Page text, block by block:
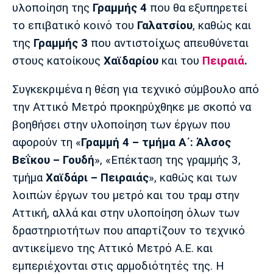
Media
Παρασκήνιο
Μπαρτσελόνα
Ρεάλ
Μαδρίτης
Ατλέτικο
Μαδρίτης
Μάντσεστερ
Γιουνάιτεντ
Λίβερπουλ
Μάντσεστερ
Σίτι
Γιουβέντους
Μίλαν Μπάγερν
υλοποίηση της Γραμμής 4 που θα εξυπηρετεί
το επιβατικό κοινό του Γαλατσίου, καθώς και
της Γραμμής 3 που αντιστοίχως απευθύνεται
στους κατοίκους Χαϊδαρίου και του Πειραιά.
Συγκεκριμένα η θέση για τεχνικό σύμβουλο από
την Αττικό Μετρό προκηρύχθηκε με σκοπό να
βοηθήσει στην υλοποίηση των έργων που
αφορούν τη «Γραμμή 4 – τμήμα Α΄: Άλσος
Βεΐκου – Γουδή», «Επέκταση της γραμμής 3,
τμήμαΧαϊδάρι – Πειραιάς», καθώς και των
λοιπών έργων του μετρό και του τραμ στην
Αττική, αλλά και στην υλοποίηση όλων των
δραστηριοτήτων που απαρτίζουν το τεχνικό
αντικείμενο της Αττικό Μετρό Α.Ε. και
εμπεριέχονται στις αρμοδιότητές της. Η